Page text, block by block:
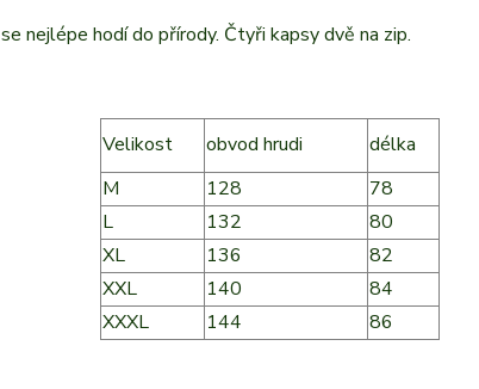
se nejlépe hodí do přírody. Čtyři kapsy dvě na zip.
Velikost obvod hrudi
délka
M
128
78
L
132
80
XL
136
82
XXL
140
84
XXXL
144 86